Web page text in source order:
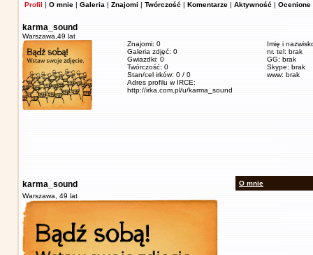
Profil | O mnie | Galeria | Znajomi | Twórczość | Komentarze | Aktywność | Ocenione
karma_sound
Warszawa, 49 lat
Znajomi: 0
Galeria zdjęć: 0
Gwiazdki: 0
Twórczość: 0
Stan/cel irków: 0 / 0
Adres profilu w IRCE:
http://irka.com.pl/u/karma_sound
Imię i
nr. tel: brak
GG: brak
Skype: brak
www: brak
karma_sound
Warszawa, 49 lat
O mnie